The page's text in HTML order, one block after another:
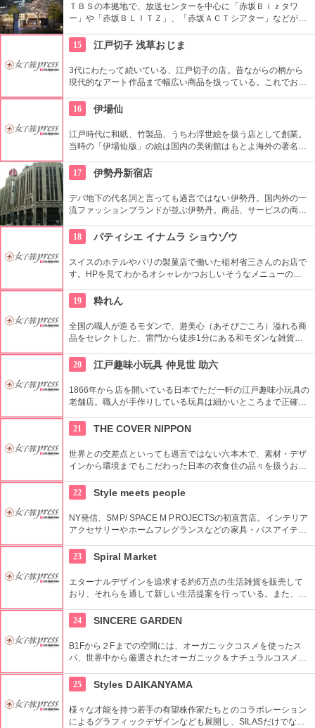
ＴＢＳの本拠地で、放送センターを中心に「赤坂Ｂｉｚタワ
ー」や「赤坂ＢＬＩＴＺ」、「赤坂ＡＣＴシアター」などが揃
15
江戸切子 浅草おじま
3代にわたって続いている、江戸切子の店。昔ながらの柄から
現代的なアート作品まで幅広い商品を扱っている。これでお酒
引き出物などにも最適。特注品も承っている。
16 伊場仙
江戸時代に和紙、竹製品、うちわ浮世絵を扱う店として創業。
当時の「伊場仙版」の絵は国内の美術館はもとよ海外の著名美
などを取り扱っている。
17 伊勢丹新宿店
デパ地下の代名詞と言っても過言ではない伊勢丹。国内外の一
流ファッションブランドが並ぶ伊勢丹。商品、サービスの両面
とメンズ館があり、百貨店業界では衣料品の売上高日本一を誇
っている。
18 パティシエ イナムラ ショウゾウ
スイスのホテルやパリの製菓店で働いた稲村省三さんのお店で
す。HPを見てわかるオシャレかつおしいそうなメニューの
を絶えません。
19 粋れん
全国の職人が造るモダンで、遊美心（あそびごころ）溢れる商
品をセレクトした、雷門から徒歩1分にある和モダンな雑貨
めるので、粋な雑貨を探すのが楽しくなりそう。
20 江戸趣味小玩具 仲見世 助六
1866年から店を開いている日本でただ一軒の江戸趣味小玩具の
老舗店。職人が手作りしている玩具は細かいところまで正確に
21
THE COVER NIPPON
世界との交差点といっても過言ではない六本木で、素材・デザ
インから環境までもこだわった日本の衣食住の品々を扱うお
を感じてみよう！
22 Style meets people
NY発信、SMP/ SPACE M PROJECTSの初直営店。インテリア
アクセサリーやホームフレグランスなどの家具・バスアイテム
デザインはデザイナーやアーティストに頼むことによって洗練
されたものとなっている。
23 Spiral Market
エターナルデザインを追求する約6万点の生活雑貨を販売して
おり、それらを通して新しい生活提案を行っている。また、買
利用もおすすめ。
24 SINCERE GARDEN
B1Fから２Fまでの空間には、オーガニックコスメを使ったス
パ、世界中から厳選されたオーガニック＆ナチュラルコスメを
り、心も体もリフレッシュできます。
25 Styles DAIKANYAMA
様々な才能を持つ若手の有望株作家たちとのコラボレーション
によるグラフィックデザインなども展開し、SILASだけでな